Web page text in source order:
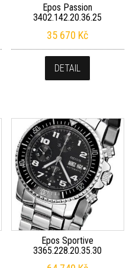
Epos Passion
3402.142.20.36.25
35 670 Kč
DETAIL
Epos Sportive
3365.228.20.35.30